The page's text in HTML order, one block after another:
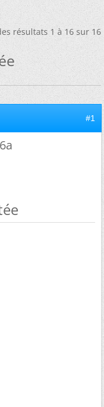
résultats 1 à 16 sur 16
#1